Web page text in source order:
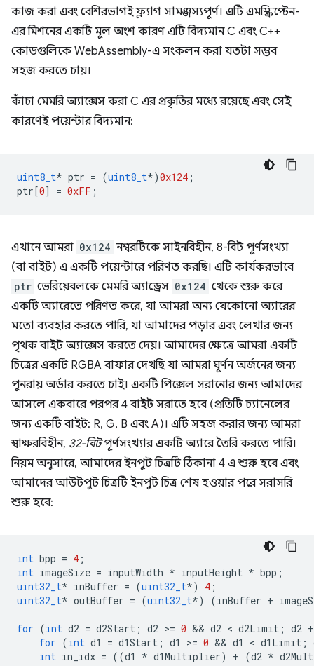
কাজ করা এবং বেশিরভাগই ফ্ল্যাগ সামঞ্জস্যপূর্ণ। এটি এমস্ক্রিপ্টেন-
এর মিশনের একটি মূল অংশ কারণ এটি বিদ্যমান C এবং C++
কোডগুলিকে WebAssembly-এ সংকলন করা যতটা সম্ভব
সহজ করতে চায়।
কাঁচা মেমরি অ্যাক্সেস করা C এর প্রকৃতির মধ্যে রয়েছে এবং সেই
কারণেই পয়েন্টার বিদ্যমান:
uint8_t* ptr = (uint8_t*)0x124 ;
ptr[0] = 0xFF ;
এখানে আমরা 0x124 নম্বরটিকে সাইনবিহীন, 8-বিট পূর্ণসংখ্যা
(বা বাইট) এ একটি পয়েন্টারে পরিণত করছি। এটি কার্যকরভাবে
ptr ভেরিয়েবলকে মেমরি অ্যাড্রেস 0x124 থেকে শুরু করে
একটি অ্যারেতে পরিণত করে, যা আমরা অন্য যেকোনো অ্যারের
মতো ব্যবহার করতে পারি, যা আমাদের পড়ার এবং লেখার জন্য
পৃথক বাইট অ্যাক্সেস করতে দেয়। আমাদের ক্ষেত্রে আমরা একটি
চিত্রের একটি RGBA বাফার দেখছি যা আমরা ঘূর্ণন অর্জনের জন্য
পুনরায় অর্ডার করতে চাই। একটি পিক্সেল সরানোর জন্য আমাদের
আসলে একবারে পরপর 4 বাইট সরাতে হবে (প্রতিটি চ্যানেলের
জন্য একটি বাইট: R, G, B এবং A)। এটি সহজ করার জন্য আমরা
স্বাক্ষরবিহীন, 32-বিটপূর্ণসংখ্যার একটি অ্যারে তৈরি করতে পারি।
নিয়ম অনুসারে, আমাদের ইনপুট চিত্রটি ঠিকানা 4 এ শুরু হবে এবং
আমাদের আউটপুট চিত্রটি ইনপুট চিত্র শেষ হওয়ার পরে সরাসরি
শুরু হবে:
int bpp = 4 ;
int imageSize = inputWidth * inputHeight * bpp ;
uint32_t* inBuffer = (uint32_t*) 4 ;
uint32_t* outBuffer = (uint32_t*) (inBuffer +
for (int d2 = d2Start ; d2 >= 0 && d2 < d2Limit ; d2
for (int d1 = d1Start ; d1 >= 0 && d1 < d1Limit ;
int in_idx = ((d1 * d1Multiplier) + (d2 *